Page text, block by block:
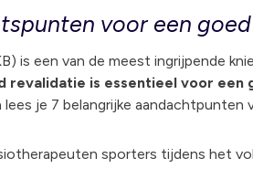
voor een
is een van de meest ingrijpende
revalidatie is essentieel voor een
lees je 7 belangrijke aandachtpunten
sporters tijdens het